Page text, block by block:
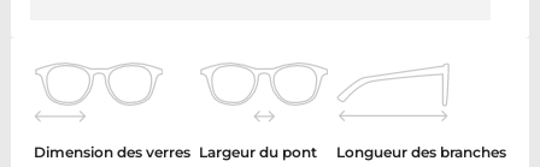
Dimension des verres Largeur du pont
Longueur des branches